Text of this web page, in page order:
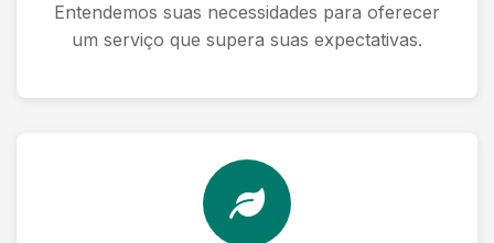
Entendemos suas necessidades para oferecer
um serviço que supera suas expectativas.